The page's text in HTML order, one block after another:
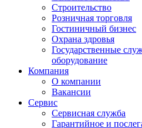
Строительство
Розничная торговля
Гостиничный бизнес
Охрана здровья
Государственные
оборудование
Компания
О компании
Вакансии
Сервис
Сервисная служба
Гарантийное и